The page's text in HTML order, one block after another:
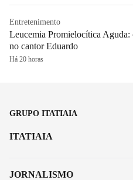
Entretenimento
Leucemia Promielocítica Aguda:
no cantor Eduardo
Há 20 horas
GRUPO ITATIAIA
ITATIAIA
JORNALISMO